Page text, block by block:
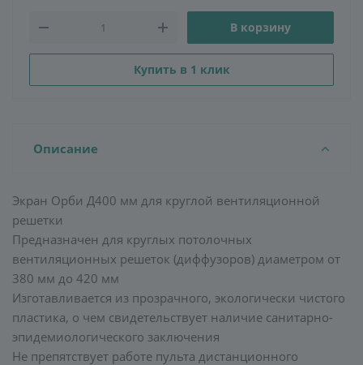
В корзину
Купить в 1 клик
Описание
Экран Орби Д400 мм для круглой вентиляционной
решетки
Предназначен для круглых потолочных
вентиляционных решеток (диффузоров) диаметром от
380 мм до 420 мм
Изготавливается из прозрачного, экологически чистого
пластика, о чем свидетельствует наличие санитарно-
эпидемиологического заключения
Не препятствует работе пульта дистанционного